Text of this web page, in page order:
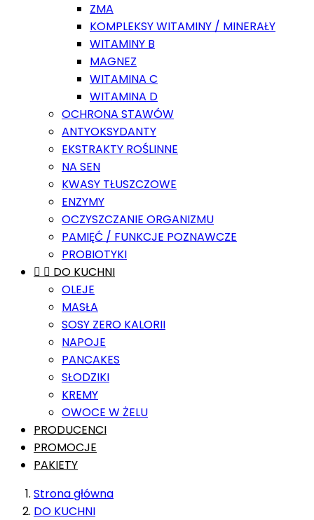
ZMA
KOMPLEKSY WITAMINY / MINERAŁY
WITAMINY B
MAGNEZ
WITAMINA C
WITAMINA D
OCHRONA STAWÓW
ANTYOKSYDANTY
EKSTRAKTY ROŚLINNE
NA SEN
KWASY TŁUSZCZOWE
ENZYMY
OCZYSZCZANIE ORGANIZMU
PAMIĘĆ / FUNKCJE POZNAWCZE
PROBIOTYKI
  DO KUCHNI
OLEJE
MASŁA
SOSY ZERO KALORII
NAPOJE
PANCAKES
SŁODZIKI
KREMY
OWOCE W ŻELU
PRODUCENCI
PROMOCJE
PAKIETY
Strona główna
DO KUCHNI